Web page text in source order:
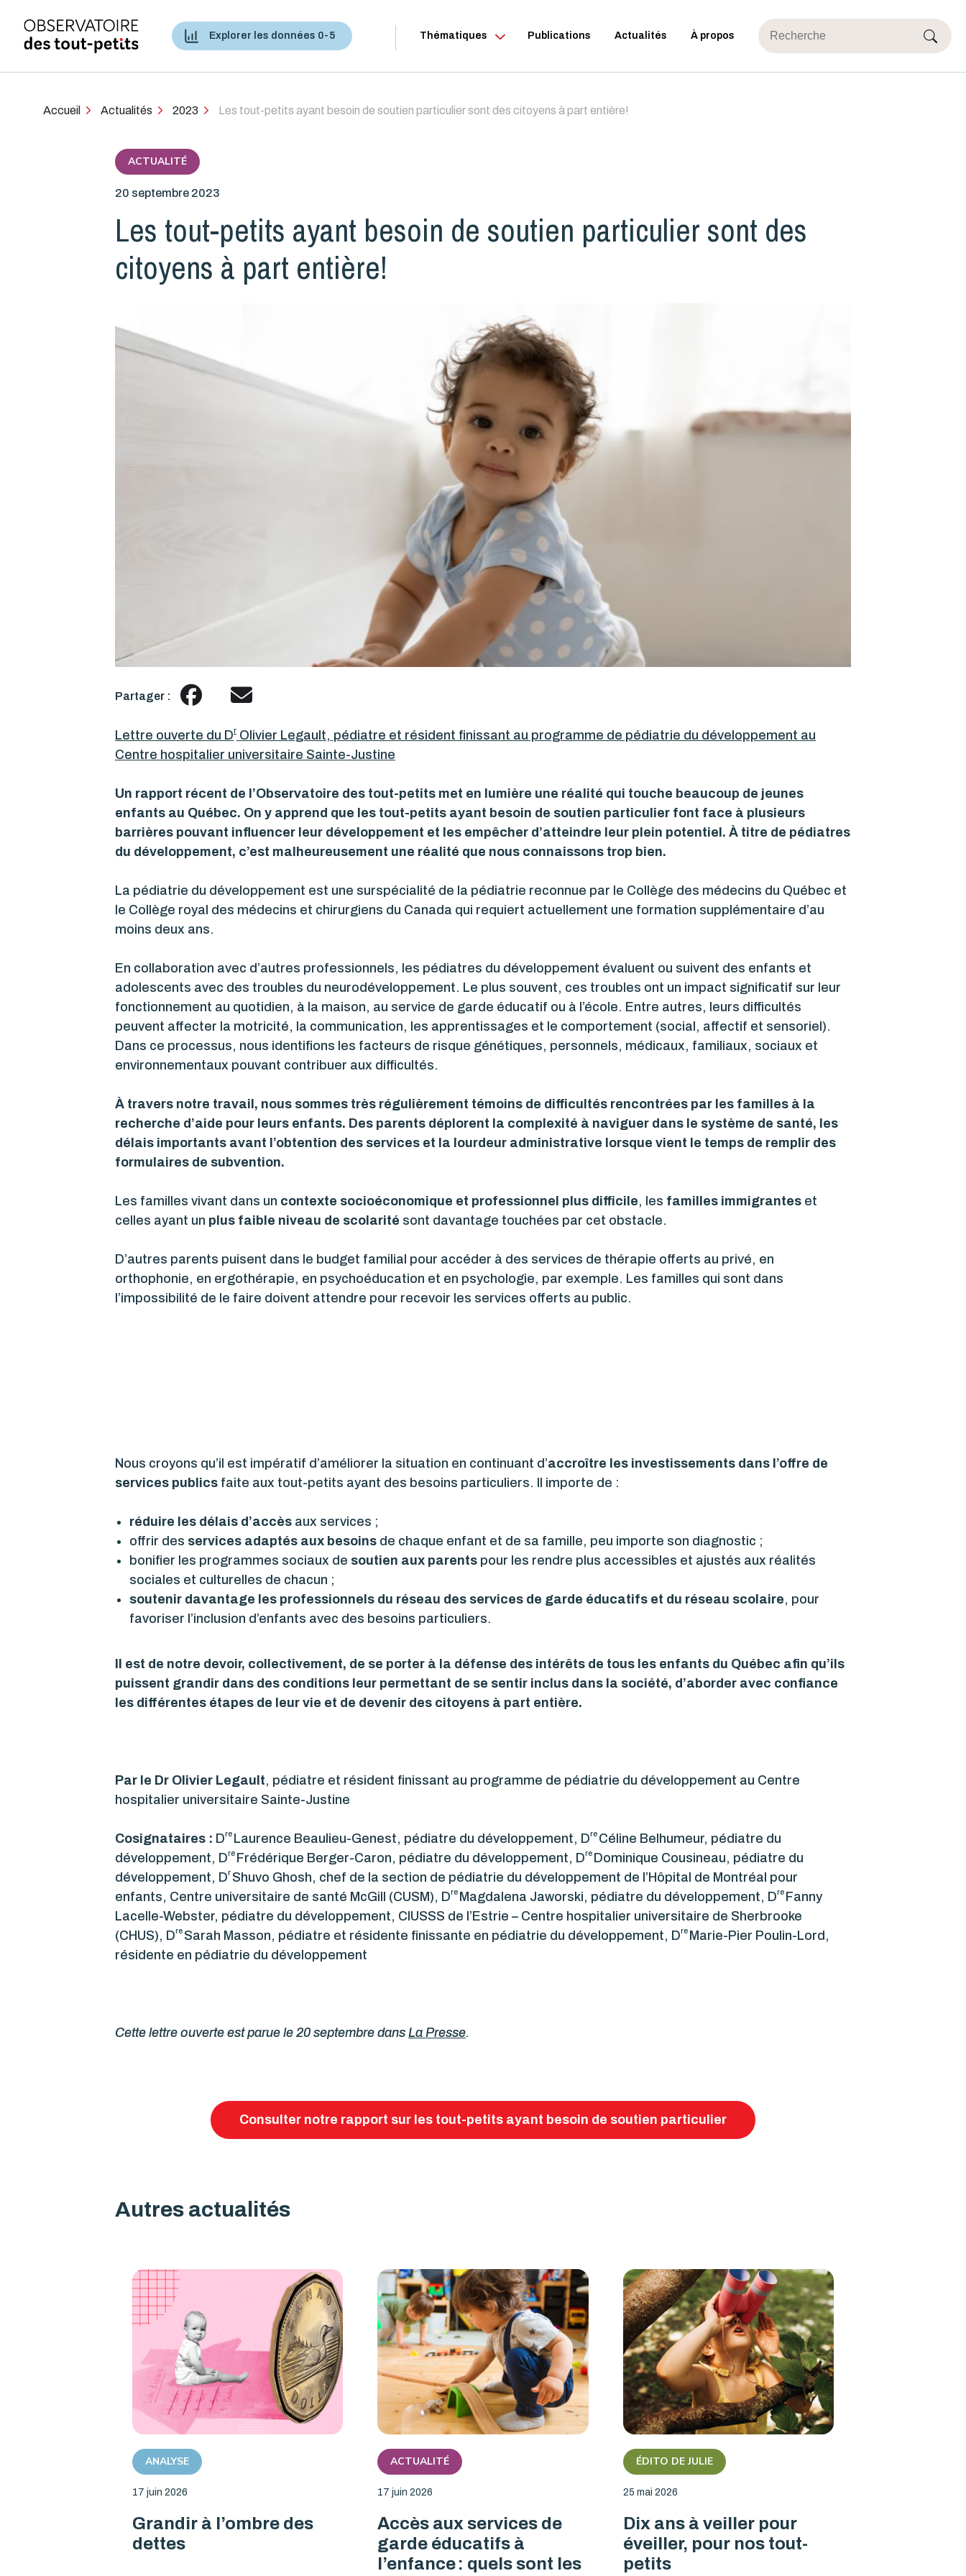
Thématiques
Explorer les données 0-5 Publications Actualités À propos
Accueil Actualités 2023 Les tout-petits ayant besoin de soutien particulier sont des citoyens à part entière!
ACTUALITÉ
20 septembre 2023
Les tout-petits ayant besoin de soutien particulier sont des
citoyens à part entière!
Partager :
Lettre ouverte du Dr Olivier Legault, pédiatre et résident finissant au programme de pédiatrie du développement au
Centre hospitalier universitaire Sainte-Justine
Un rapport récent de l’Observatoire des tout-petits met en lumière une réalité qui touche beaucoup de jeunes
enfants au Québec. On y apprend que les tout-petits ayant besoin de soutien particulier font face à plusieurs
barrières pouvant influencer leur développement et les empêcher d’atteindre leur plein potentiel. À titre de pédiatres
du développement, c’est malheureusement une réalité que nous connaissons trop bien.
La pédiatrie du développement est une surspécialité de la pédiatrie reconnue par le Collège des médecins du Québec et
le Collège royal des médecins et chirurgiens du Canada qui requiert actuellement une formation supplémentaire d’au
moins deux ans.
En collaboration avec d’autres professionnels, les pédiatres du développement évaluent ou suivent des enfants et
adolescents avec des troubles du neurodéveloppement. Le plus souvent, ces troubles ont un impact significatif sur leur
fonctionnement au quotidien, à la maison, au service de garde éducatif ou à l’école. Entre autres, leurs difficultés
peuvent affecter la motricité, la communication, les apprentissages et le comportement (social, affectif et sensoriel).
Dans ce processus, nous identifions les facteurs de risque génétiques, personnels, médicaux, familiaux, sociaux et
environnementaux pouvant contribuer aux difficultés.
À travers notre travail, nous sommes très régulièrement témoins de difficultés rencontrées par les familles à la
recherche d’aide pour leurs enfants. Des parents déplorent la complexité à naviguer dans le système de santé, les
délais importants avant l’obtention des services et la lourdeur administrative lorsque vient le temps de remplir des
formulaires de subvention.
Les familles vivant dans un contexte socioéconomique et professionnel plus difficile, les familles immigrantes et
celles ayant un plus faible niveau de scolarité sont davantage touchées par cet obstacle.
D’autres parents puisent dans le budget familial pour accéder à des services de thérapie offerts au privé, en
orthophonie, en ergothérapie, en psychoéducation et en psychologie, par exemple. Les familles qui sont dans
l’impossibilité de le faire doivent attendre pour recevoir les services offerts au public.
Nous croyons qu’il est impératif d’améliorer la situation en continuant d’accroître les investissements dans l’offre de
services publics faite aux tout-petits ayant des besoins particuliers. Il importe de :
réduire les délais d’accès aux services ;
offrir des services adaptés aux besoins de chaque enfant et de sa famille, peu importe son diagnostic ;
bonifier les programmes sociaux de soutien aux parents pour les rendre plus accessibles et ajustés aux réalités
sociales et culturelles de chacun ;
soutenir davantage les professionnels du réseau des services de garde éducatifs et du réseau scolaire, pour
favoriser l’inclusion d’enfants avec des besoins particuliers.
Il est de notre devoir, collectivement, de se porter à la défense des intérêts de tous les enfants du Québec afin qu’ils
puissent grandir dans des conditions leur permettant de se sentir inclus dans la société, d’aborder avec confiance
les différentes étapes de leur vie et de devenir des citoyens à part entière.
Par le Dr Olivier Legault, pédiatre et résident finissant au programme de pédiatrie du développement au Centre
hospitalier universitaire Sainte-Justine
Cosignataires : Dre Laurence Beaulieu-Genest, pédiatre du développement, Dre Céline Belhumeur, pédiatre du
développement, Dre Frédérique Berger-Caron, pédiatre du développement, Dre Dominique Cousineau, pédiatre du
développement, Dr Shuvo Ghosh, chef de la section de pédiatrie du développement de l’Hôpital de Montréal pour
enfants, Centre universitaire de santé McGill (CUSM), Dre Magdalena Jaworski, pédiatre du développement, Dre Fanny
Lacelle-Webster, pédiatre du développement, CIUSSS de l’Estrie – Centre hospitalier universitaire de Sherbrooke
(CHUS), Dre Sarah Masson, pédiatre et résidente finissante en pédiatrie du développement, Dre Marie-Pier Poulin-Lord,
résidente en pédiatrie du développement
Cette lettre ouverte est parue le 20 septembre dans La Presse.
Consulter notre rapport sur les tout-petits ayant besoin de soutien particulier
Autres actualités
ANALYSE
17 juin 2026
Grandir à l’ombre des
dettes
ACTUALITÉ
17 juin 2026
Accès aux services de
garde éducatifs à
l’enfance : quels sont les
ÉDITO DE JULIE
25 mai 2026
Dix ans à veiller pour
éveiller, pour nos tout-
petits